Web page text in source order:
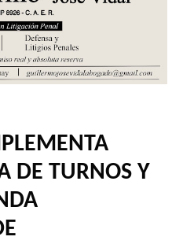
DE TURNOS Y